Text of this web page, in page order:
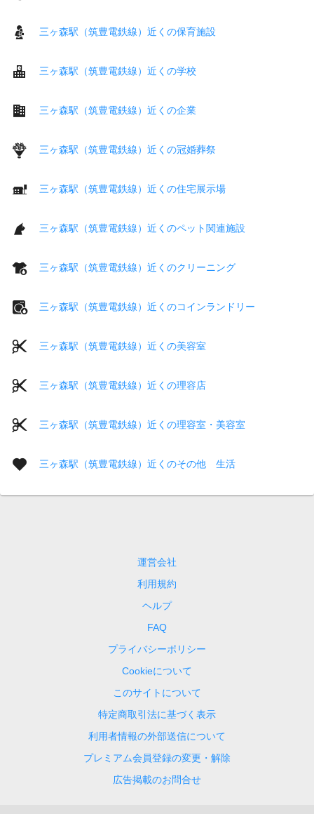
三ヶ森駅（筑豊電鉄線）近くの保育施設
三ヶ森駅（筑豊電鉄線）近くの学校
三ヶ森駅（筑豊電鉄線）近くの企業
三ヶ森駅（筑豊電鉄線）近くの冠婚葬祭
三ヶ森駅（筑豊電鉄線）近くの住宅展示場
三ヶ森駅（筑豊電鉄線）近くのペット関連施設
三ヶ森駅（筑豊電鉄線）近くのクリーニング
三ヶ森駅（筑豊電鉄線）近くのコインランドリー
三ヶ森駅（筑豊電鉄線）近くの美容室
三ヶ森駅（筑豊電鉄線）近くの理容店
三ヶ森駅（筑豊電鉄線）近くの理容室・美容室
三ヶ森駅（筑豊電鉄線）近くのその他 生活
運営会社
利用規約
ヘルプ
FAQ
プライバシーポリシー
Cookieについて
このサイトについて
特定商取引法に基づく表示
利用者情報の外部送信について
プレミアム会員登録の変更・解除
広告掲載のお問合せ